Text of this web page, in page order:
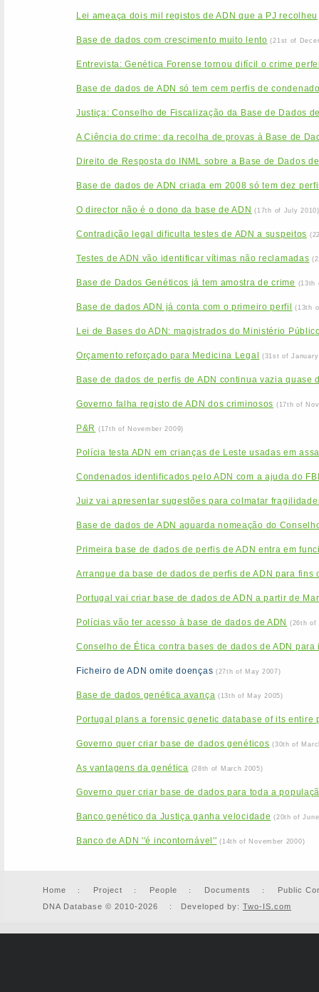
Lei ameaça dois mil registos de ADN que a PJ recolheu
Base de dados com crescimento muito lento (21st of
Entrevista: Genética Forense tornou difícil o crime
Base de dados de ADN só tem cem perfis de
Justiça: Conselho de Fiscalização da Base de Dados
A Ciência do crime: da recolha de provas à Base de
Direito de Resposta do INML sobre a Base de Dados
Base de dados de ADN criada em 2008 só tem dez
O director não é o dono da base de ADN (17th of July 2010)
Contradição legal dificulta testes de ADN a suspeitos
Testes de ADN vão identificar vítimas não reclamadas
Base de Dados Genéticos já tem amostra de crime (13th
Base de dados ADN já conta com o primeiro perfil (13th
Lei de Bases do ADN: magistrados do Ministério
Orçamento reforçado para Medicina Legal (31st of
Base de dados de perfis de ADN continua vazia quase
Governo falha registo de ADN dos criminosos (17th of
P&R (17th of November 2009)
Polícia testa ADN em crianças de Leste usadas em
Condenados identificados pelo ADN com a ajuda do
Juiz vai apresentar sugestões para colmatar
Base de dados de ADN aguarda nomeação do
Primeira base de dados de perfis de ADN entra em
Arranque da base de dados de perfis de ADN para
Portugal vai criar base de dados de ADN a partir de
Polícias vão ter acesso à base de dados de ADN (26th of
Conselho de Ética contra bases de dados de ADN
Ficheiro de ADN omite doenças (27th of May 2007)
Base de dados genética avança (13th of May 2005)
Portugal plans a forensic genetic database of its entire
Governo quer criar base de dados genéticos (30th of
As vantagens da genética (28th of March 2005)
Governo quer criar base de dados para toda a
Banco genético da Justiça ganha velocidade (20th of
Banco de ADN ''é incontornável'' (14th of November 2000)
Home Project People Documents
Public
DNA Database © 2010-2026 : Developed by: Two-IS.com